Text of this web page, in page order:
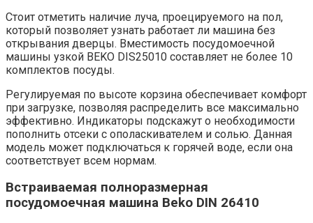
Стоит отметить наличие луча, проецируемого на пол,
который позволяет узнать работает ли машина без
открывания дверцы. Вместимость посудомоечной
машины узкой BEKO DIS25010 составляет не более 10
комплектов посуды.
Регулируемая по высоте корзина обеспечивает комфорт
при загрузке, позволяя распределить все максимально
эффективно. Индикаторы подскажут о необходимости
пополнить отсеки с ополаскивателем и солью. Данная
модель может подключаться к горячей воде, если она
соответствует всем нормам.
Встраиваемая полноразмерная
посудомоечная машина Beko DIN 26410